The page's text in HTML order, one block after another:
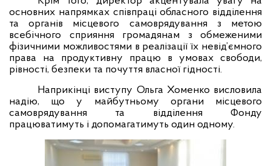
основних напрямках співпраці обласного відділення
та органів місцевого самоврядування з метою
всебічного сприяння громадянам з обмеженими
фізичними можливостями в реалізації їх невід’ємного
права на продуктивну працю в умовах свободи,
рівності, безпеки та почуття власної гідності.
Наприкінці виступу Ольга Хоменко висловила
надію, що у майбутньому органи місцевого
самоврядування та відділення Фонду
працюватимуть і допомагатимуть один одному.